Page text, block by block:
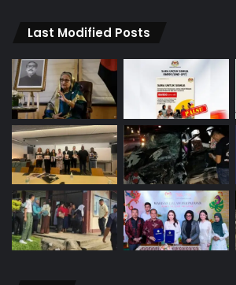
Last Modified Posts